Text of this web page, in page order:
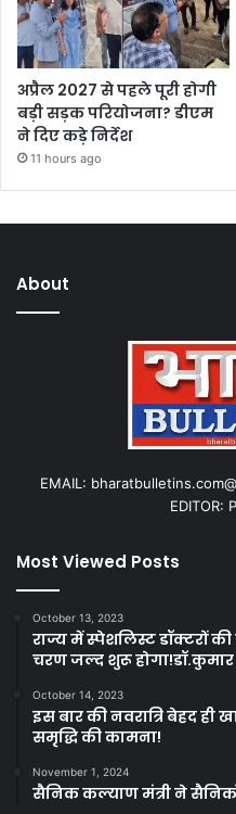
अप्रैल 2027 से पहले पूरी होगी
बड़ी सड़क परियोजना? डीएम
ने दिए कड़े निर्देश
11 hours ago
About
EMAIL:
EDITOR:
Most Viewed Posts
October 13, 2023
राज्य में स्पेशलिस्ट डॉक्टरों की
चरण जल्द शुरू होगा!डॉ.कुमार
October 14, 2023
इस बार की नवरात्रि बेहद
समृद्धि की कामना!
November 1, 2024
सैनिक कल्याण मंत्री ने